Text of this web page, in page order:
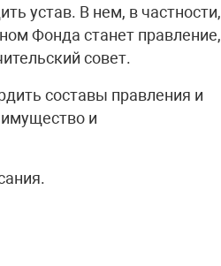
устав. В нем, в частности,
Фонда станет правление,
совет.
составы правления и
и